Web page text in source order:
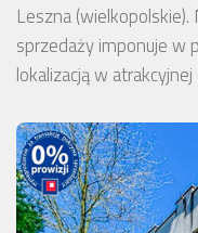
Leszna
sprzedaży imponuje w
lokalizacją w atrakcyjnej